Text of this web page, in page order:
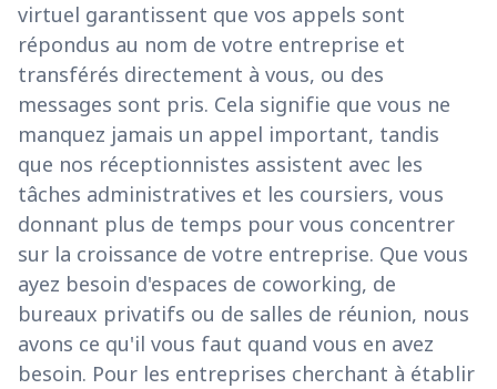
virtuel garantissent que vos appels sont
répondus au nom de votre entreprise et
transférés directement à vous, ou des
messages sont pris. Cela signifie que vous ne
manquez jamais un appel important, tandis
que nos réceptionnistes assistent avec les
tâches administratives et les coursiers, vous
donnant plus de temps pour vous concentrer
sur la croissance de votre entreprise. Que vous
ayez besoin d'espaces de coworking, de
bureaux privatifs ou de salles de réunion, nous
avons ce qu'il vous faut quand vous en avez
besoin. Pour les entreprises cherchant à établir